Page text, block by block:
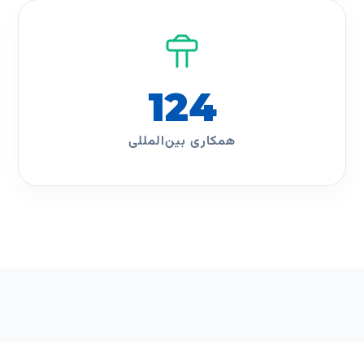
124
همکاری بین‌المللی